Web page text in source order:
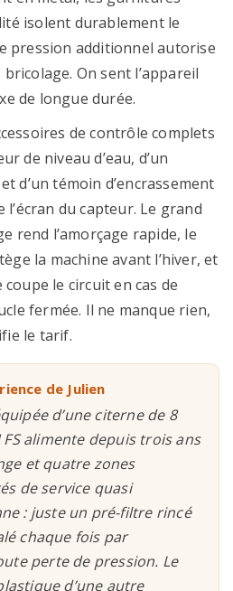
isolent durablement le
pression additionnel autorise
On sent l’appareil
de longue durée.
de contrôle complets
de niveau d’eau, d’un
d’un témoin d’encrassement
du capteur. Le grand
rend l’amorçage rapide, le
la machine avant l’hiver, et
le circuit en cas de
fermée. Il ne manque rien,
le tarif.
de Julien
d’une citerne de 8
FS alimente depuis trois ans
et quatre zones
de service quasi
: juste un pré-filtre rincé
chaque fois par
perte de pression. Le
d’une autre